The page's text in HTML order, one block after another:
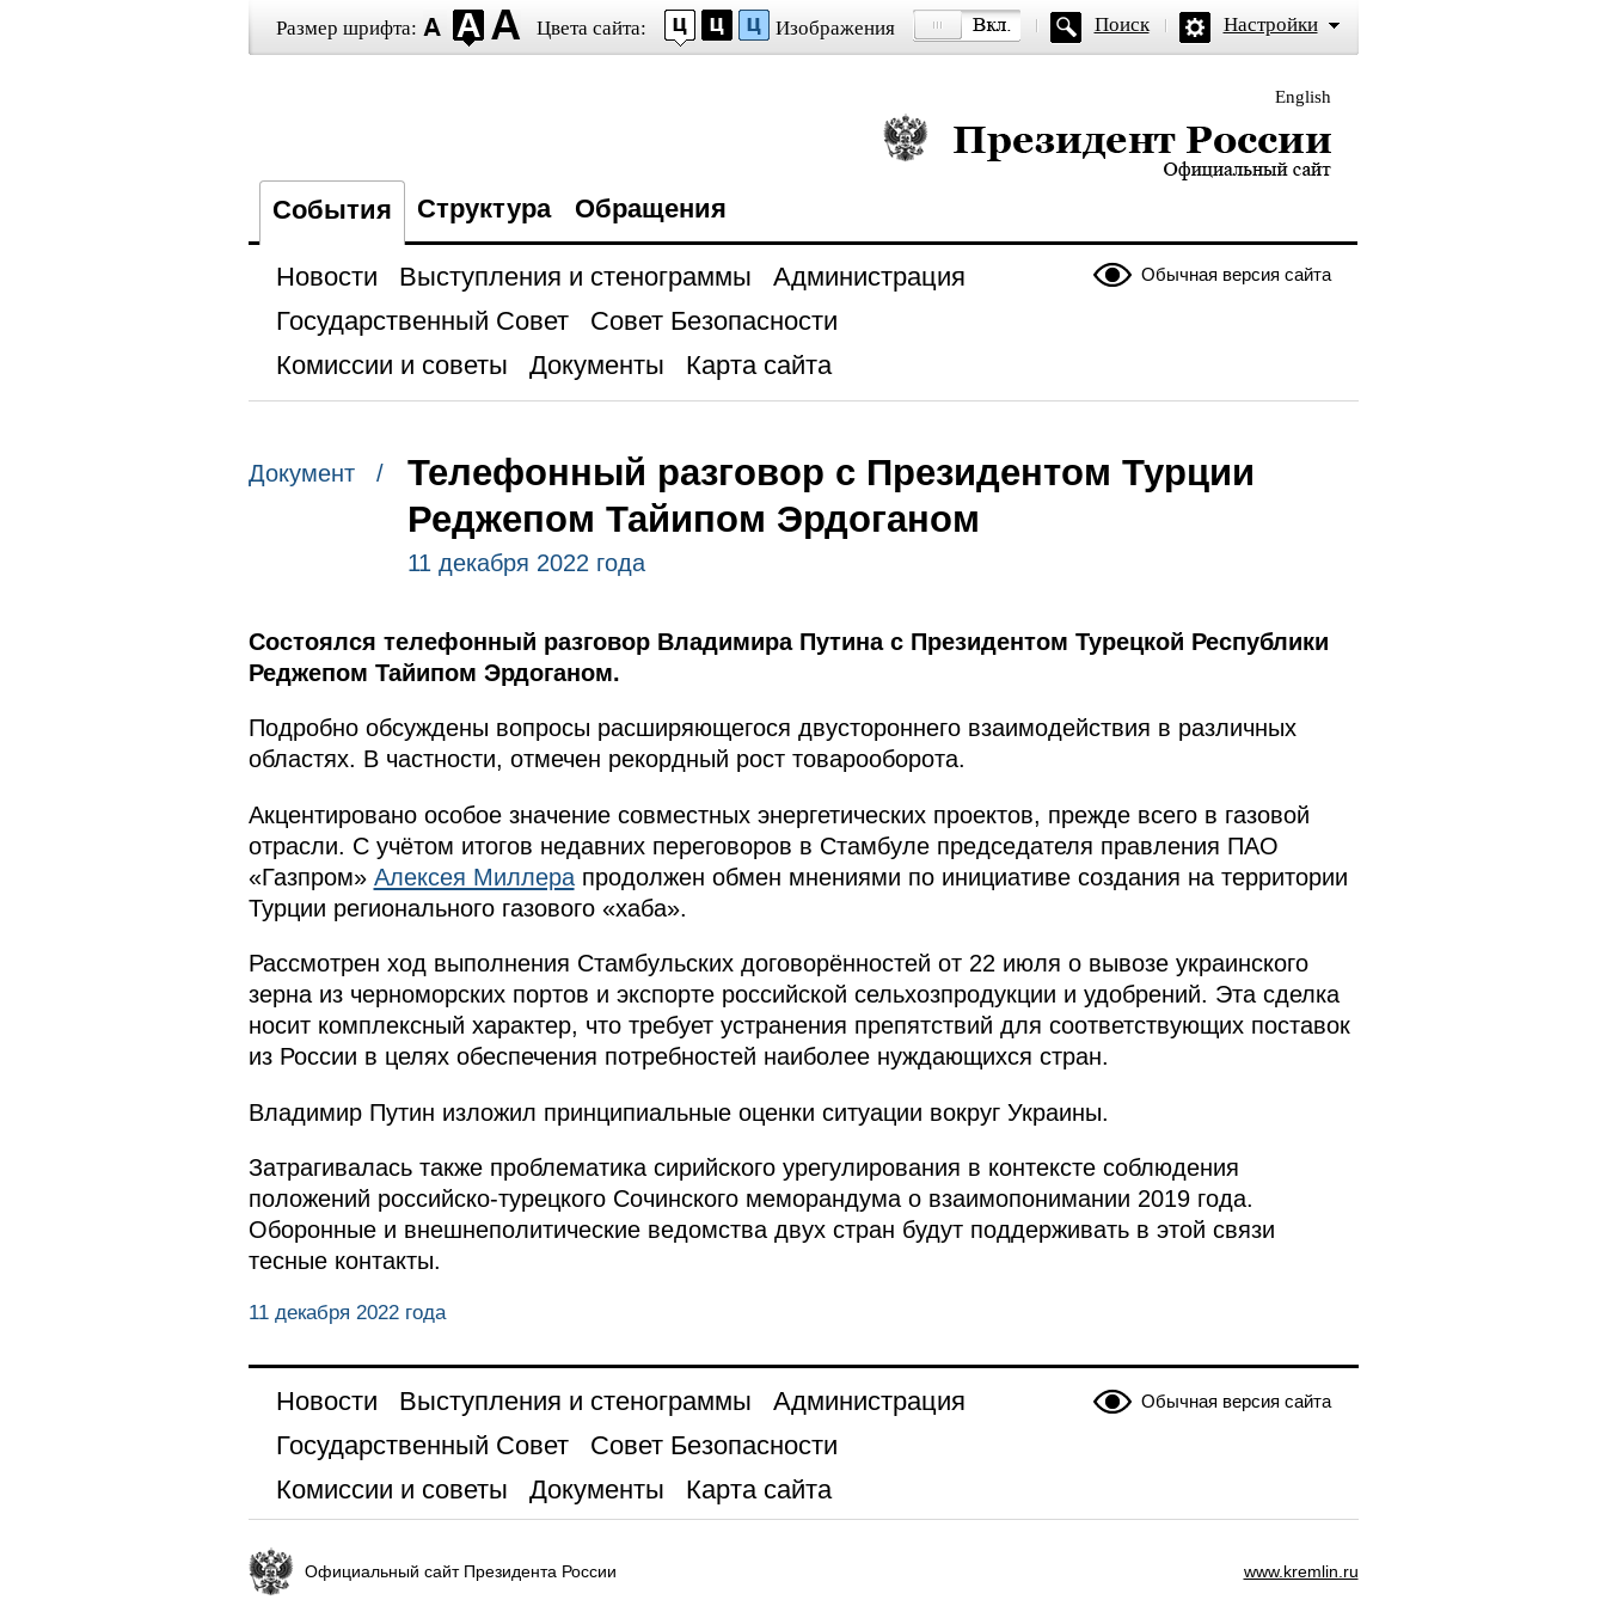
Размер шрифта: Цвета сайта: Изображения Поиск Настройки
English
Президент России — официальный сайт
События Структура Обращения
Обычная версия сайта
Новости Выступления и стенограммы
Администрация
Государственный Совет
Совет Безопасности
Комиссии и советы
Документы Карта сайта
Документ /
Телефонный разговор с Президентом Турции
Реджепом Тайипом Эрдоганом
11 декабря 2022 года
Состоялся телефонный разговор Владимира Путина с Президентом Турецкой Республики
Реджепом Тайипом Эрдоганом.
Подробно обсуждены вопросы расширяющегося двустороннего взаимодействия в различных
областях. В частности, отмечен рекордный рост товарооборота.
Акцентировано особое значение совместных энергетических проектов, прежде всего в газовой
отрасли. С учётом итогов недавних переговоров в Стамбуле председателя правления ПАО
«Газпром» Алексея Миллерапродолжен обмен мнениями по инициативе создания на территории
Турции регионального газового «хаба».
Рассмотрен ход выполнения Стамбульских договорённостей от 22 июля о вывозе украинского
зерна из черноморских портов и экспорте российской сельхозпродукции и удобрений. Эта сделка
носит комплексный характер, что требует устранения препятствий для соответствующих поставок
из России в целях обеспечения потребностей наиболее нуждающихся стран.
Владимир Путин изложил принципиальные оценки ситуации вокруг Украины.
Затрагивалась также проблематика сирийского урегулирования в контексте соблюдения
положений российско-турецкого Сочинского меморандума о взаимопонимании 2019 года.
Оборонные и внешнеполитические ведомства двух стран будут поддерживать в этой связи
тесные контакты.
11 декабря 2022 года
Обычная версия сайта
Новости Выступления и стенограммы
Администрация
Государственный Совет
Совет Безопасности
Комиссии и советы
Документы Карта сайта
Официальный сайт Президента России www.kremlin.ru